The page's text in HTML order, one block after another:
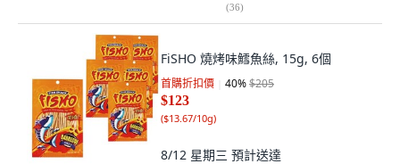
(36)
FiSHO 燒烤味鱈魚絲, 15g, 6個
首購折扣價 40%$205
$123
($13.67/10g)
8/12 星期三 預計送達